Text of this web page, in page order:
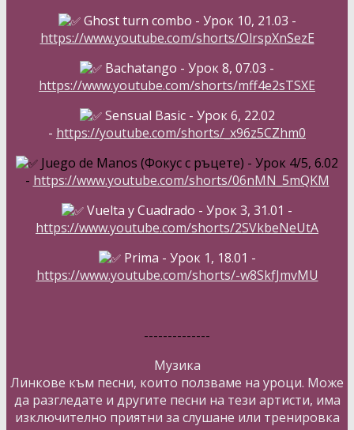
Ghost turn combo - Урок 10, 21.03 -
https://www.youtube.com/shorts/OlrspXnSezE
Bachatango - Урок 8, 07.03 -
https://www.youtube.com/shorts/mff4e2sTSXE
Sensual Basic - Урок 6, 22.02
- https://youtube.com/shorts/_x96z5CZhm0
Juego de Manos (Фокус с ръцете) - Урок 4/5, 6.02
- https://www.youtube.com/shorts/06nMN_5mQKM
Vuelta y Cuadrado - Урок 3, 31.01 -
https://www.youtube.com/shorts/2SVkbeNeUtA
Prima - Урок 1, 18.01 -
https://www.youtube.com/shorts/-w8SkfJmvMU
--------------
Музика
Линкове към песни, които ползваме на уроци. Може
да разгледате и другите песни на тези артисти, има
изключително приятни за слушане или тренировка